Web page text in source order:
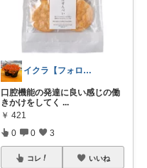
イクラ【フォロワーさんから購入】
口腔機能の発達に良い感じの働
きかけをしてく ...
￥ 421
0 0 3
コレ いいね